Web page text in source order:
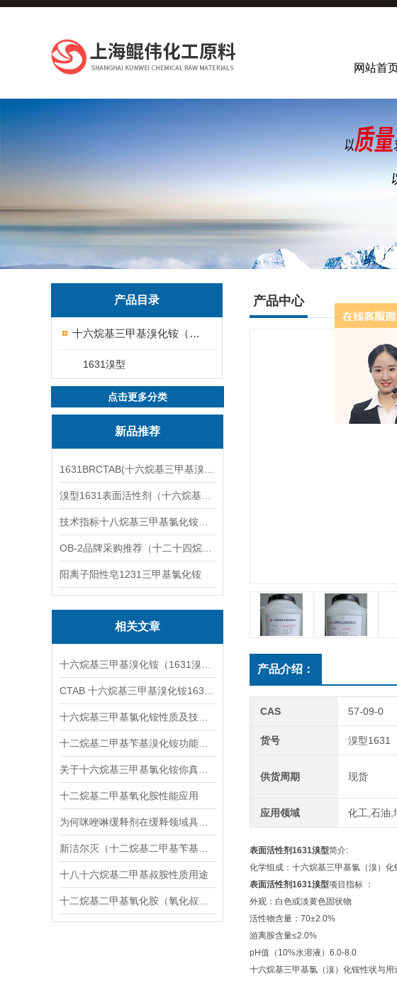
网站首
产品目录
十六烷基三甲基溴化铵（1631溴型）
1631溴型
点击更多分类
新品推荐
阳离子阳性皂1231三甲基氯化铵
相关文章
十二烷基二甲基氧化胺性能应用
十八十六烷基二甲基叔胺性质用途
产品中心
产品介绍：
CAS 57-09-0
货号 溴型1631
供货周期 现货
应用领域 化工,石油,
表面活性剂1631溴型简介:
化学组成：十六烷基三甲基氯（
表面活性剂1631溴型项目指标 ：
外观：白色或淡黄色固状物
活性物含量：70±2.0%
游离胺含量≤2.0%
pH值（10%水溶液）6.0-8.0
十六烷基三甲基氯（溴）化铵性状